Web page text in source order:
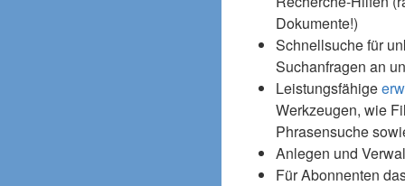
Dokumente!)
Schnellsuche für
Suchanfragen an
Leistungsfähige
Werkzeugen, wie
Phrasensuche
Anlegen und
Für Abonnenten